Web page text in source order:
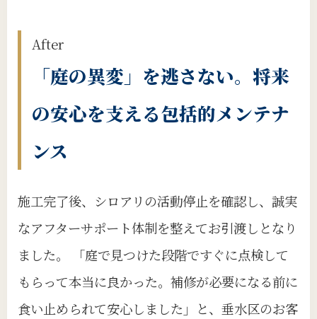
After
「庭の異変」を逃さない。将来
の安心を支える包括的メンテナ
ンス
施工完了後、シロアリの活動停止を確認し、誠実
なアフターサポート体制を整えてお引渡しとなり
ました。 「庭で見つけた段階ですぐに点検して
もらって本当に良かった。補修が必要になる前に
食い止められて安心しました」と、垂水区のお客